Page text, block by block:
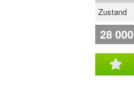
Zustand
28 000